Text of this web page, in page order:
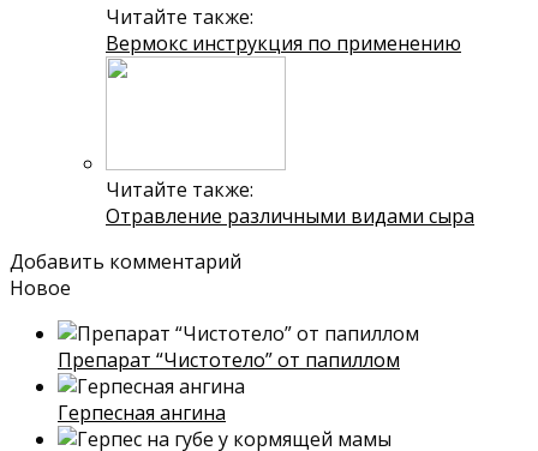
Читайте также:
Вермокс инструкция по применению
Читайте также:
Отравление различными видами сыра
Добавить комментарий
Новое
Препарат “Чистотело” от папиллом
Герпесная ангина